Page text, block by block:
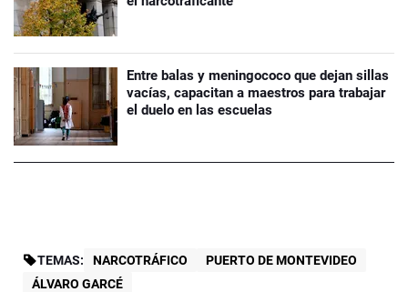
Entre balas y meningococo que dejan sillas
vacías, capacitan a maestros para trabajar
el duelo en las escuelas
TEMAS: NARCOTRÁFICO
PUERTO DE MONTEVIDEO
ÁLVARO GARCÉ